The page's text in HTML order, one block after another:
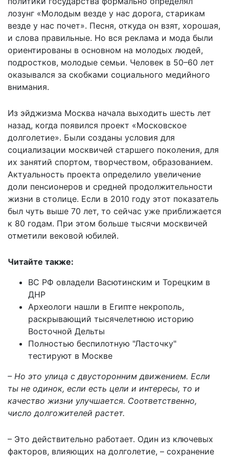
лозунг «Молодым везде у нас дорога, старикам
везде у нас почет». Песня, откуда он взят, хорошая,
и слова правильные. Но вся реклама и мода были
ориентированы в основном на молодых людей,
подростков, молодые семьи. Человек в 50–60 лет
оказывался за скобками социального медийного
внимания.
Из эйджизма Москва начала выходить шесть лет
назад, когда появился проект «Московское
долголетие». Были созданы условия для
социализации москвичей старшего поколения, для
их занятий спортом, творчеством, образованием.
Актуальность проекта определило увеличение
доли пенсионеров и средней продолжительности
жизни в столице. Если в 2010 году этот показатель
был чуть выше 70 лет, то сейчас уже приближается
к 80 годам. При этом больше тысячи москвичей
отметили вековой юбилей.
Читайте также:
ВС РФ овладели Васютинским и Торецким в
ДНР
Археологи нашли в Египте некрополь,
раскрывающий тысячелетнюю историю
Восточной Дельты
Полностью беспилотную "Ласточку"
тестируют в Москве
– Но это улица с двусторонним движением. Если
ты не одинок, если есть цели и интересы, то и
качество жизни улучшается. Соответственно,
число долгожителей растет.
– Это действительно работает. Один из ключевых
факторов, влияющих на долголетие, – сохранение